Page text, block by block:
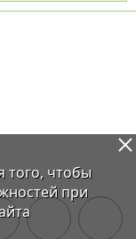
того, чтобы
при